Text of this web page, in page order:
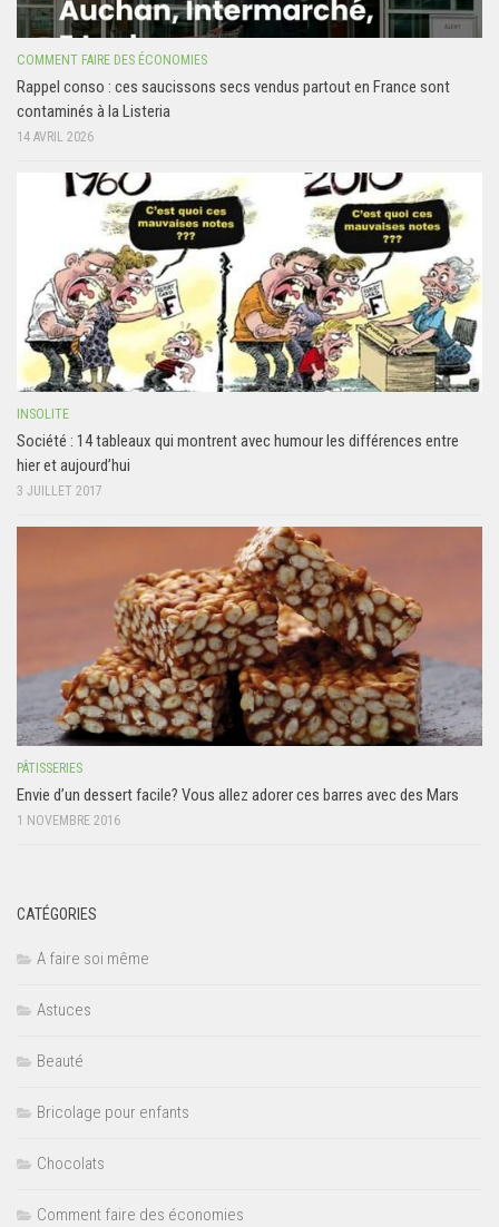
COMMENT FAIRE DES ÉCONOMIES
Rappel conso : ces saucissons secs vendus partout en France sont
contaminés à la Listeria
14 AVRIL 2026
INSOLITE
Société : 14 tableaux qui montrent avec humour les différences entre
hier et aujourd’hui
3 JUILLET 2017
PÂTISSERIES
Envie d’un dessert facile? Vous allez adorer ces barres avec des Mars
1 NOVEMBRE 2016
CATÉGORIES
A faire soi même
Astuces
Beauté
Bricolage pour enfants
Chocolats
Comment faire des économies